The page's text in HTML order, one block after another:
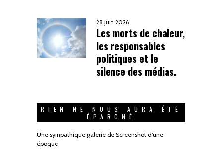
28 juin 2026
Les morts de chaleur,
les responsables
politiques et le
silence des médias.
RIEN NE NOUS AURA ÉTÉ
ÉPARGNÉ
Une sympathique galerie de Screenshot d’une
époque